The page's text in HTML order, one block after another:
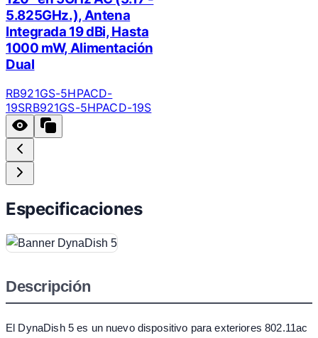
5.825GHz.), Antena
Integrada 19 dBi, Hasta
1000 mW, Alimentación
Dual
RB921GS-5HPACD-
19SRB921GS-5HPACD-19S
Especificaciones
Descripción
El DynaDish 5 es un nuevo dispositivo para exteriores 802.11ac